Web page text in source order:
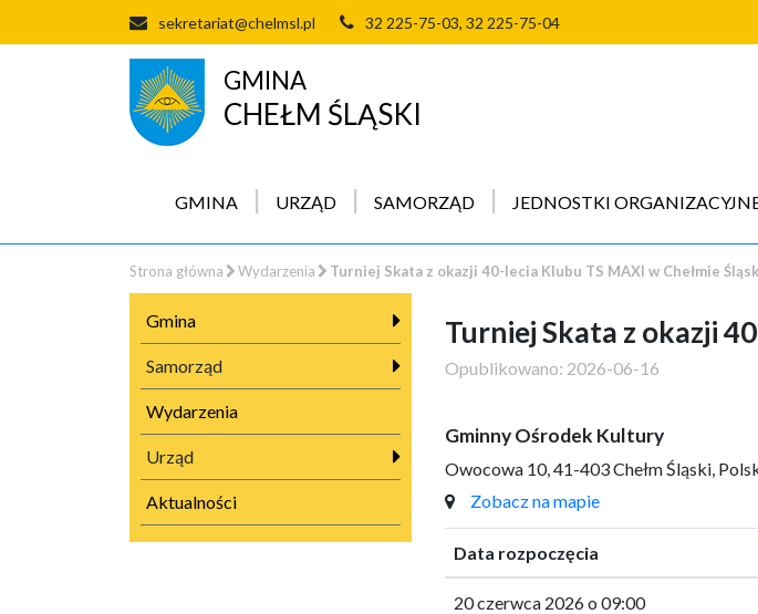
sekretariat@chelmsl.pl 32 225-75-03, 32 225-75-04
GMINA
CHEŁM ŚLĄSKI
GMINA URZĄD SAMORZĄD JEDNOSTKI
Strona główna Wydarzenia Turniej Skata z okazji 40-lecia Klubu TS MAXI w Chełmie
Gmina
Samorząd
Wydarzenia
Urząd
Aktualności
Turniej Skata z okazji
Opublikowano: 2026-06-16
Gminny Ośrodek Kultury
Owocowa 10, 41-403 Chełm Śląski,
Zobacz na mapie
Data rozpoczęcia
20 czerwca 2026 o 09:00